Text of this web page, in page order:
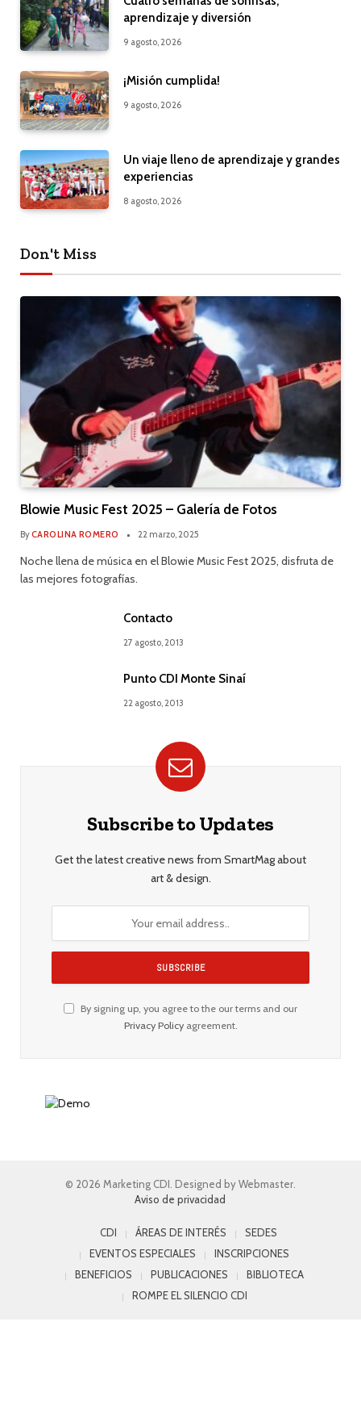
aprendizaje y diversión
9 agosto, 2026
¡Misión cumplida!
9 agosto, 2026
Un viaje lleno de aprendizaje y grandes
experiencias
8 agosto, 2026
Don't Miss
Blowie Music Fest 2025 – Galería de Fotos
ByCAROLINA ROMERO 22 marzo, 2025
Noche llena de música en el Blowie Music Fest 2025, disfruta de
las mejores fotografías.
Contacto
27 agosto, 2013
Punto CDI Monte Sinaí
22 agosto, 2013
Subscribe to Updates
Get the latest creative news from SmartMag about
art & design.
By signing up, you agree to the our terms and our
Privacy Policyagreement.
© 2026 Marketing CDI. Designed by Webmaster.
Aviso de privacidad
CDI ÁREAS DE INTERÉS
SEDES
EVENTOS ESPECIALES
INSCRIPCIONES
BENEFICIOS
PUBLICACIONES
BIBLIOTECA
ROMPE EL SILENCIO CDI